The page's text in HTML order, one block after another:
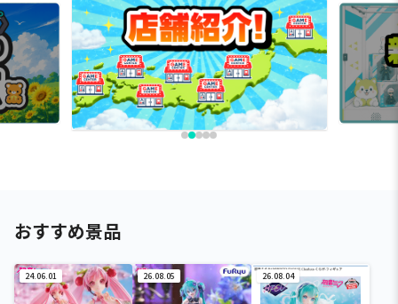
おすすめ景品
24.06.01 26.08.05 26.08.04